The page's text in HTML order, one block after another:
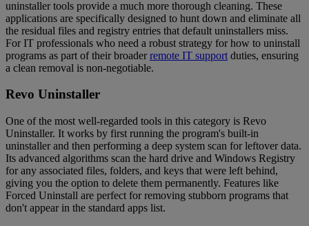
uninstaller tools provide a much more thorough cleaning. These
applications are specifically designed to hunt down and eliminate all
the residual files and registry entries that default uninstallers miss.
For IT professionals who need a robust strategy for how to uninstall
programs as part of their broaderremote IT support duties, ensuring
a clean removal is non-negotiable.
Revo Uninstaller
One of the most well-regarded tools in this category is Revo
Uninstaller. It works by first running the program's built-in
uninstaller and then performing a deep system scan for leftover data.
Its advanced algorithms scan the hard drive and Windows Registry
for any associated files, folders, and keys that were left behind,
giving you the option to delete them permanently. Features like
Forced Uninstall are perfect for removing stubborn programs that
don't appear in the standard apps list.